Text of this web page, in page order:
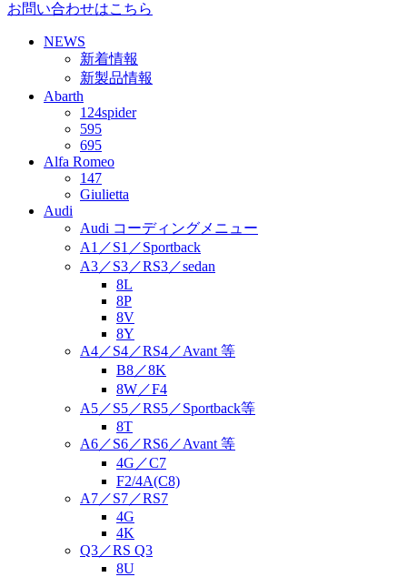
お問い合わせはこちら
NEWS
新着情報
新製品情報
Abarth
124spider
595
695
Alfa Romeo
147
Giulietta
Audi
Audi コーディングメニュー
A1／S1／Sportback
A3／S3／RS3／sedan
8L
8P
8V
8Y
A4／S4／RS4／Avant 等
B8／8K
8W／F4
A5／S5／RS5／Sportback等
8T
A6／S6／RS6／Avant 等
4G／C7
F2/4A(C8)
A7／S7／RS7
4G
4K
Q3／RS Q3
8U